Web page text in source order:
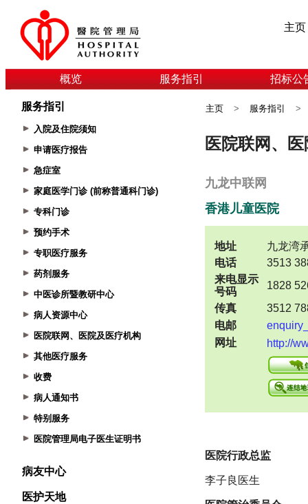
主页
概览 服务指引 招标公
服务指引
入院及住院须知
申请医疗报告
急症室
家庭医学门诊 (前称普通科门诊)
专科门诊
预约手术
专职医疗服务
药剂服务
中医诊所暨教研中心
病人资源中心
医院联网、医院及医疗机构
其他医疗服务
收费
病人通知书
特别服务
医院管理局电子医生证明书
病友中心
医护天地
主页 > 服务指引 >